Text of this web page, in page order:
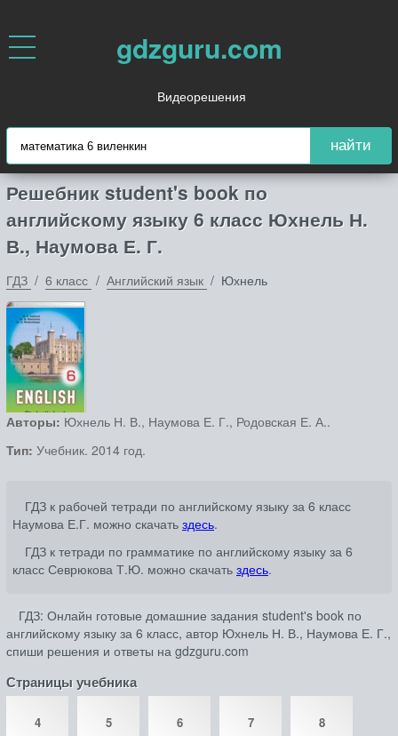
gdzguru.com
Видеорешения
найти
Решебник student's book по
английскому языку 6 класс Юхнель Н.
В., Наумова Е. Г.
ГДЗ 6 класс Английский язык Юхнель
Авторы: Юхнель Н. В., Наумова Е. Г., Родовская Е. А..
Тип: Учебник. 2014 год.
ГДЗ к рабочей тетради по английскому языку за 6 класс
Наумова Е.Г. можно скачать здесь.
ГДЗ к тетради по грамматике по английскому языку за 6
класс Севрюкова Т.Ю. можно скачать здесь.
ГДЗ: Онлайн готовые домашние задания student's book по
английскому языку за 6 класс, автор Юхнель Н. В., Наумова Е. Г.,
спиши решения и ответы на gdzguru.com
Страницы учебника
4 5 6 7 8